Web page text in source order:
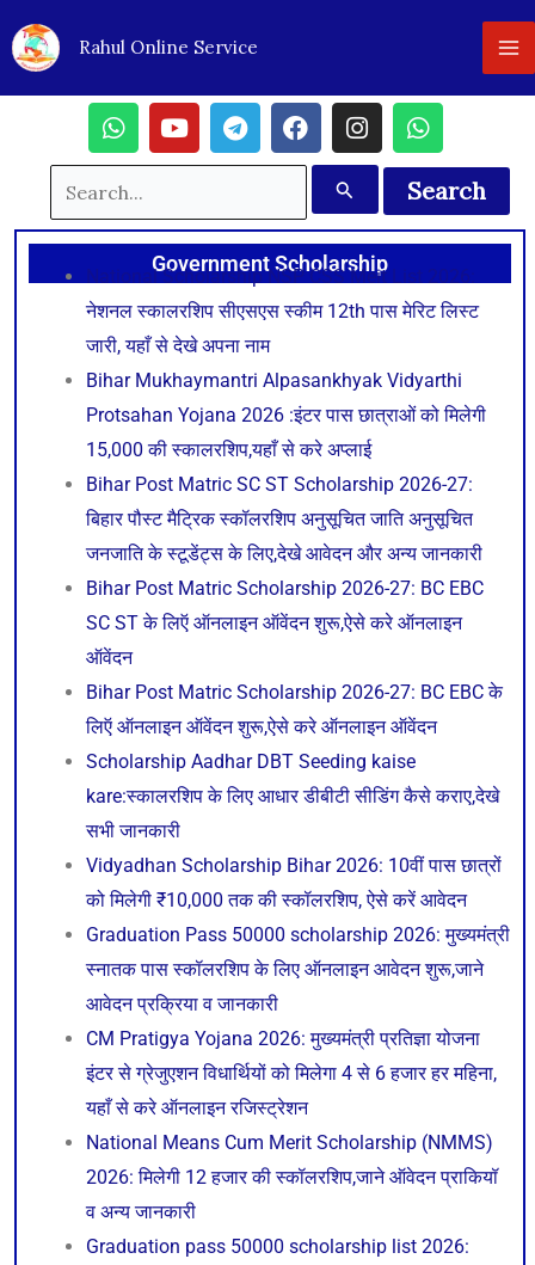
to
Rahul Online Service
W
h
a
t
s
a
p
p
Y
o
t
u
b
e
T
e
e
g
r
a
m
F
a
e
b
o
o
k
I
n
t
a
g
r
a
W
h
a
t
s
a
p
p
Search
for:
Government Scholarship
National Scholarship NSP CSS Meit List 2026:
नेशनल स्कालरशिप सीएसएस स्कीम 12th पास मेरिट लिस्ट
जारी, यहाँ से देखे अपना नाम
Bihar Mukhaymantri Alpasankhyak Vidyarthi
Protsahan Yojana 2026 :इंटर पास छात्राओं को मिलेगी
15,000 की स्कालरशिप,यहाँ से करे अप्लाई
Bihar Post Matric SC ST Scholarship 2026-27:
बिहार पौस्ट मैट्रिक स्कॉलरशिप अनुसूचित जाति अनुसूचित
जनजाति के स्टूडेंट्स के लिए,देखे आवेदन और अन्य जानकारी
Bihar Post Matric Scholarship 2026-27: BC EBC
SC ST के लिऍ ऑनलाइन ऑवेंदन शुरू,ऐसे करे ऑनलाइन
ऑवेंदन
Bihar Post Matric Scholarship 2026-27: BC EBC के
लिऍ ऑनलाइन ऑवेंदन शुरू,ऐसे करे ऑनलाइन ऑवेंदन
Scholarship Aadhar DBT Seeding kaise
kare:स्कालरशिप के लिए आधार डीबीटी सीडिंग कैसे कराए,देखे
सभी जानकारी
Vidyadhan Scholarship Bihar 2026: 10वीं पास छात्रों
को मिलेगी ₹10,000 तक की स्कॉलरशिप, ऐसे करें आवेदन
Graduation Pass 50000 scholarship 2026: मुख्यमंत्री
स्नातक पास स्कॉलरशिप के लिए ऑनलाइन आवेदन शुरू,जाने
आवेदन प्रक्रिया व जानकारी
CM Pratigya Yojana 2026: मुख्यमंत्री प्रतिज्ञा योजना
इंटर से ग्रेजुएशन विधार्थियों को मिलेगा 4 से 6 हजार हर महिना,
यहाँ से करे ऑनलाइन रजिस्ट्रेशन
National Means Cum Merit Scholarship (NMMS)
2026: मिलेगी 12 हजार की स्कॉलरशिप,जाने ऑवेदन प्राकियॉ
व अन्य जानकारी
Graduation pass 50000 scholarship list 2026: